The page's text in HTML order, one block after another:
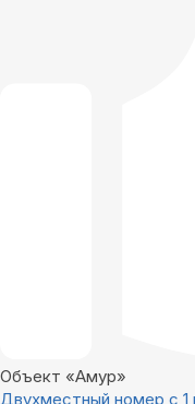
Объект «Амур»
Двухместный номер с 1